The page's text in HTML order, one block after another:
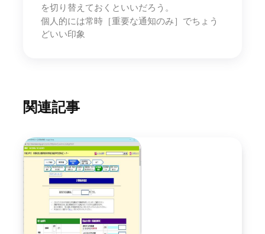
を切り替えておくといいだろう。
個人的には常時［重要な通知のみ］でちょう
どいい印象
関連記事